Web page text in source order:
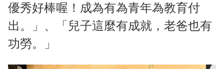
優秀好棒喔！成為有為青年為教育付
出。」、「兒子這麼有成就，老爸也有
功勞。」